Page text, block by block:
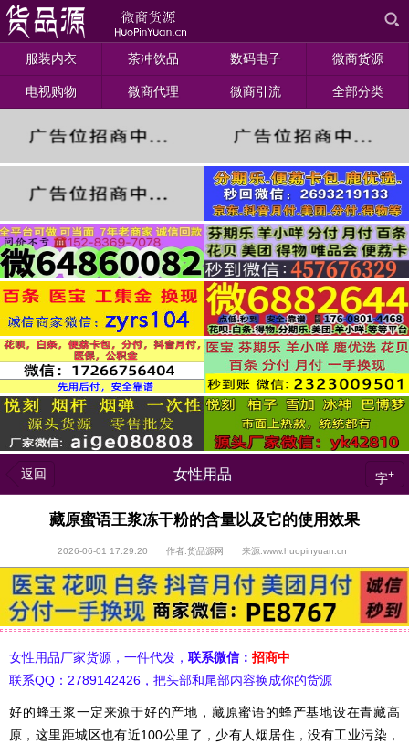
服装内衣 茶冲饮品 数码电子 微商货源
电视购物 微商代理 微商引流 全部分类
返回 女性用品 字+
藏原蜜语王浆冻干粉的含量以及它的使用效果
2026-06-01 17:29:20 作者:货品源网 来源:www.huopinyuan.cn
女性用品厂家货源，一件代发， 联系微信： 招商中
联系QQ：2789142426，把头部和尾部内容换成你的货源
好的蜂王浆一定来源于好的产地，藏原蜜语的蜂产基地设在青藏高
原，这里距城区也有近100公里了，少有人烟居住，没有工业污染，